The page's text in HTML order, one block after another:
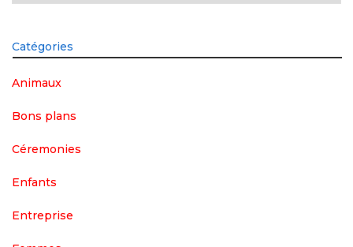
Catégories
Animaux
Bons plans
Céremonies
Enfants
Entreprise